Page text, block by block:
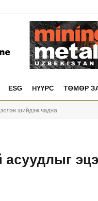
ESG НҮҮРС ТӨМӨР
шийдэж чадна
асуудлыг